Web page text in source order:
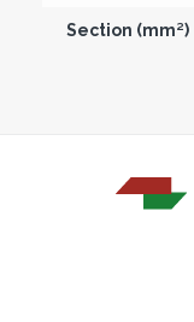
Section (mm²)